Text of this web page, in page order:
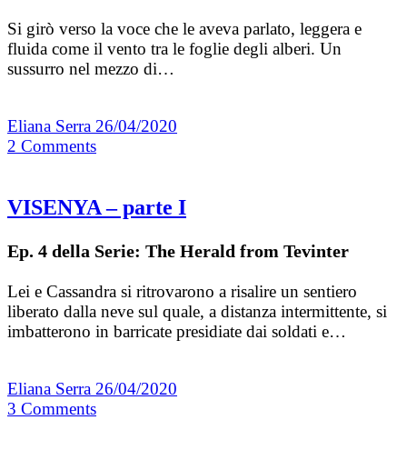
Si girò verso la voce che le aveva parlato, leggera e
fluida come il vento tra le foglie degli alberi. Un
sussurro nel mezzo di…
Eliana Serra 26/04/2020
2 Comments
VISENYA – parte I
Ep. 4 della Serie: The Herald from Tevinter
Lei e Cassandra si ritrovarono a risalire un sentiero
liberato dalla neve sul quale, a distanza intermittente, si
imbatterono in barricate presidiate dai soldati e…
Eliana Serra 26/04/2020
3 Comments